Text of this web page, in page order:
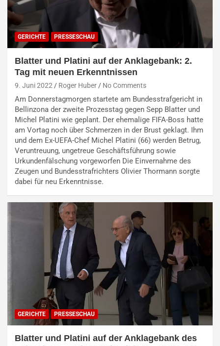
GERICHTE PRESSESCHAU
Blatter und Platini auf der Anklagebank: 2.
Tag mit neuen Erkenntnissen
9. Juni 2022 Roger Huber No Comments
Am Donnerstagmorgen startete am Bundesstrafgericht in
Bellinzona der zweite Prozesstag gegen Sepp Blatter und
Michel Platini wie geplant. Der ehemalige FIFA-Boss hatte
am Vortag noch über Schmerzen in der Brust geklagt. Ihm
und dem Ex-UEFA-Chef Michel Platini (66) werden Betrug,
Veruntreuung, ungetreue Geschäftsführung sowie
Urkundenfälschung vorgeworfen Die Einvernahme des
Zeugen und Bundesstrafrichters Olivier Thormann sorgte
dabei für neu Erkenntnisse.
GERICHTE PRESSESCHAU
Blatter und Platini auf der Anklagebank des